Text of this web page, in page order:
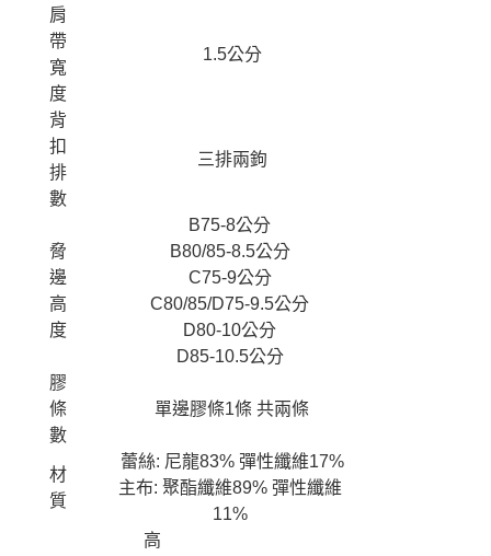
肩
帶
寬
度
1.5公分
背
扣
排
數
三排兩鉤
脅
邊
高
度
B75-8公分
B80/85-8.5公分
C75-9公分
C80/85/D75-9.5公分
D80-10公分
D85-10.5公分
膠
條
數
單邊膠條1條 共兩條
材
質
蕾絲: 尼龍83% 彈性纖維17%
主布: 聚酯纖維89% 彈性纖維
11%
高